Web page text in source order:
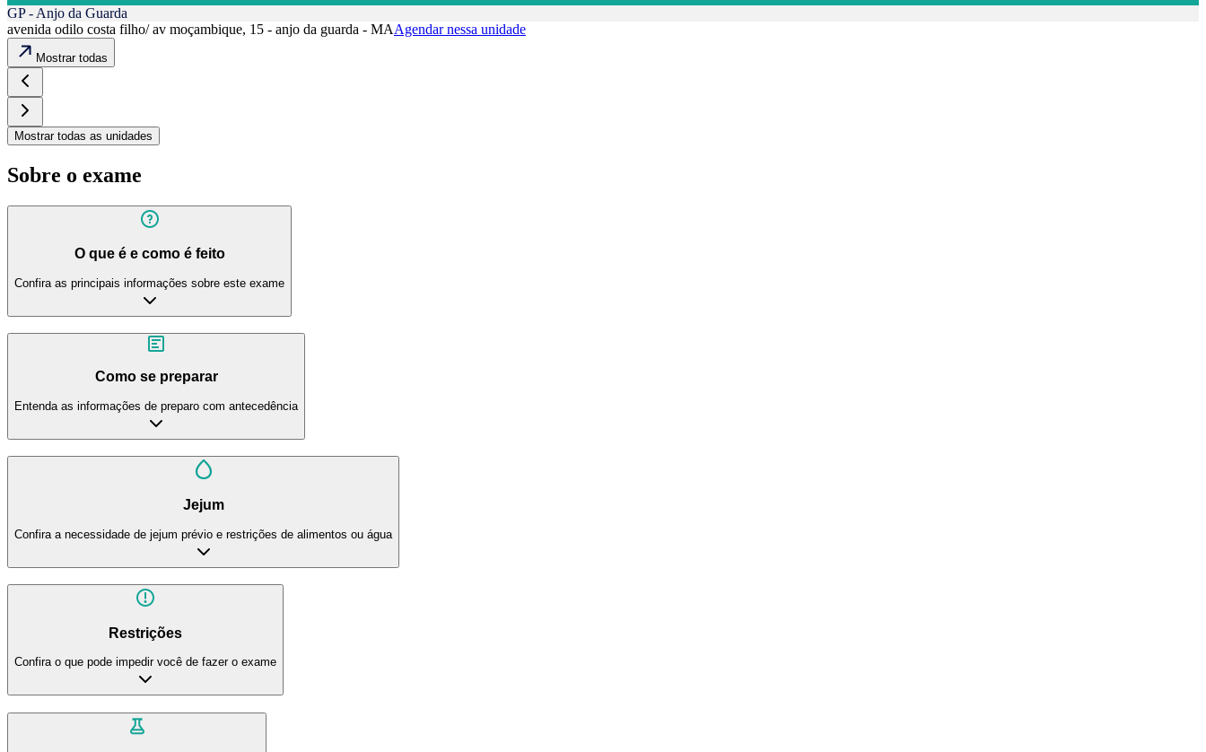
GP - Anjo da Guarda
avenida odilo costa filho/ av moçambique, 15 - anjo da guarda - MAAgendar nessa unidade
Mostrar todas
Mostrar todas as unidades
Sobre o exame
O que é e como é feito
Confira as principais informações sobre este exame
Como se preparar
Entenda as informações de preparo com antecedência
Jejum
Confira a necessidade de jejum prévio e restrições de alimentos ou água
Restrições
Confira o que pode impedir você de fazer o exame